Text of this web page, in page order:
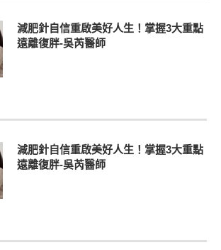
減肥針自信重啟美好人生！掌握3大重點
遠離復胖-吳芮醫師
減肥針自信重啟美好人生！掌握3大重點
遠離復胖-吳芮醫師